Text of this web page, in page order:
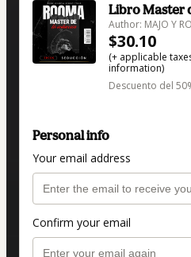
Libro Master
Author: MAJO Y
$30.10
(+ applicable
information)
Descuento del
Personal info
Your email address
Confirm your email